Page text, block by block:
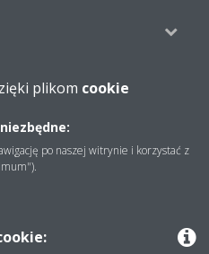
© Daikin
Polityka Ochrony Danych
podatkowa
Pompy ciepła
plikom cookie
po naszej witrynie i korzystać z